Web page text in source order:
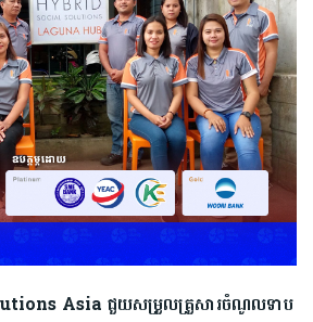
Asia ជួយសម្រួលគ្រួសារចំណូលទាប